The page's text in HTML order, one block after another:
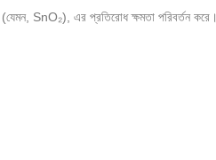
SnO₂), এর প্রতিরোধ ক্ষমতা পরিবর্তন করে।